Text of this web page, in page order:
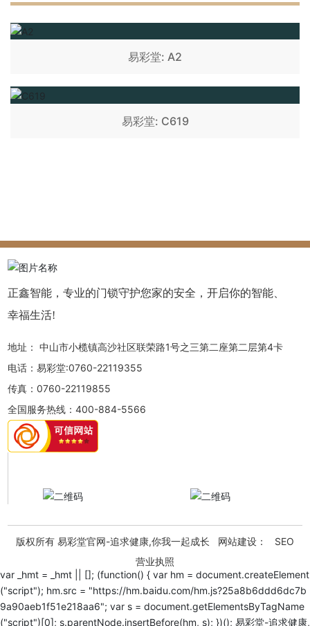
易彩堂: A2
易彩堂: C619
正鑫智能，专业的门锁守护您家的安全，开启你的智能、
幸福生活!
地址：中山市小榄镇高沙社区联荣路1号之三第二座第二层第4卡
电话：易彩堂:0760-22119355
传真：0760-22119855
全国服务热线：400-884-5566
版权所有 易彩堂官网-追求健康,你我一起成长 网站建设： SEO
营业执照
var _hmt = _hmt || []; (function() { var hm = document.createElement
("script"); hm.src = "https://hm.baidu.com/hm.js?25a8b6ddd6dc7b
9a90aeb1f51e218aa6"; var s = document.getElementsByTagName
("script")[0]; s.parentNode.insertBefore(hm, s); })(); 易彩堂-追求健康,